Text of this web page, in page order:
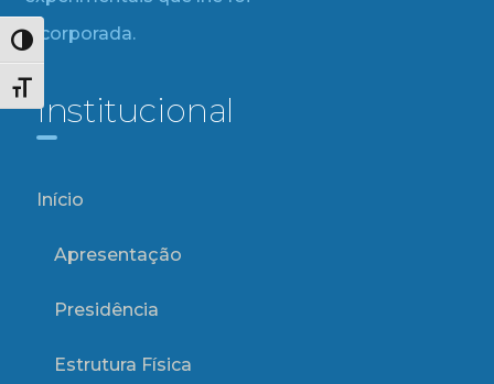
Alternar alto contraste
Alternar tamanho da fonte
incorporada.
Institucional
Início
Apresentação
Presidência
Estrutura Física